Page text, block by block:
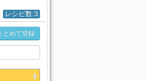
レシピ数:3
とめて登録